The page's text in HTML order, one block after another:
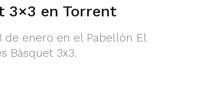
3×3 en Torrent
de enero en el Pabellón El
Bàsquet 3x3.